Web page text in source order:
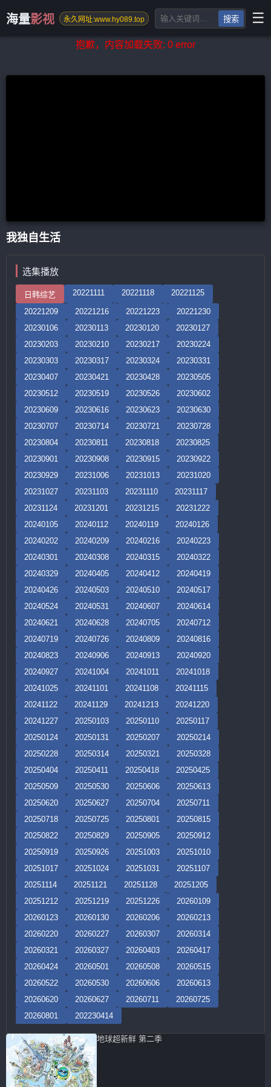
海量影视 永久网址:www.hy089.top 搜索 ☰
抱歉，内容加载失败: 0 error
我独自生活
选集播放
日韩综艺 20221111 20221118 20221125
20221209 20221216 20221223
20221230
20230106
20230113 20230120
20230127
20230203
20230210 20230217
20230224
20230303
20230317 20230324
20230331
20230407
20230421 20230428
20230505
20230512
20230519 20230526
20230602
20230609
20230616 20230623
20230630
20230707
20230714 20230721
20230728
20230804
20230811 20230818
20230825
20230901
20230908 20230915
20230922
20230929
20231006 20231013
20231020
20231027
20231103 20231110
20231117
20231124
20231201 20231215
20231222
20240105
20240112 20240119
20240126
20240202
20240209 20240216
20240223
20240301
20240308 20240315
20240322
20240329
20240405 20240412
20240419
20240426
20240503 20240510
20240517
20240524
20240531 20240607
20240614
20240621
20240628 20240705
20240712
20240719
20240726 20240809
20240816
20240823
20240906 20240913
20240920
20240927
20241004 20241011
20241018
20241025
20241101 20241108
20241115
20241122
20241129 20241213
20241220
20241227
20250103 20250110
20250117
20250124
20250131 20250207
20250214
20250228
20250314 20250321
20250328
20250404
20250411 20250418
20250425
20250509
20250530 20250606
20250613
20250620
20250627 20250704
20250711
20250718
20250725 20250801
20250815
20250822
20250829 20250905
20250912
20250919
20250926 20251003
20251010
20251017
20251024 20251031
20251107
20251114
20251121 20251128
20251205
20251212
20251219 20251226
20260109
20260123
20260130 20260206
20260213
20260220
20260227 20260307
20260314
20260321
20260327 20260403
20260417
20260424
20260501 20260508
20260515
20260522
20260530 20260606
20260613
20260620
20260627 20260711
20260725
20260801
202230414
地球超新鲜 第二季